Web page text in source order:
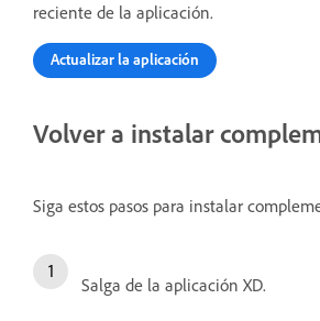
reciente de la aplicación.
Actualizar la aplicación
Volver a instalar
Siga estos pasos para instalar
Salga de la aplicación XD.